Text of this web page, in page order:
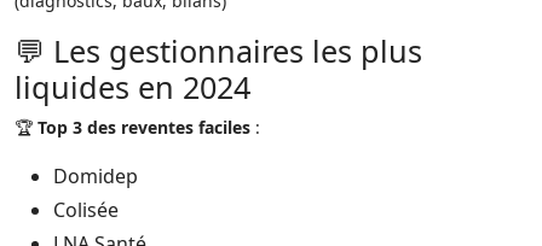
💬 Les gestionnaires les plus
liquides en 2024
🏆 Top 3 des reventes faciles :
Domidep
Colisée